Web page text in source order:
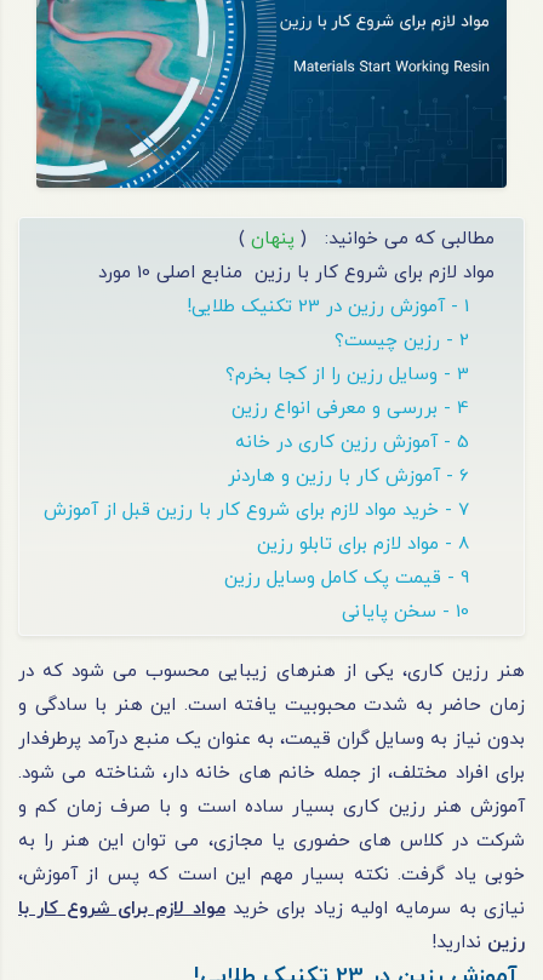
مطالبی که می خوانید: ( پنهان )
مواد لازم برای شروع کار با رزین منابع اصلی 10 مورد
هنر رزین کاری، یکی از هنرهای زیبایی محسوب می‌ شود که در
زمان حاضر به‌ شدت محبوبیت یافته است. این هنر با سادگی و
بدون نیاز به وسایل گران‌ قیمت، به‌ عنوان یک منبع درآمد پرطرفدار
برای افراد مختلف، از جمله خانم‌ های خانه‌ دار، شناخته می‌ شود.
آموزش هنر رزین کاری بسیار ساده است و با صرف زمان کم و
شرکت در کلاس‌ های حضوری یا مجازی، می‌ توان این هنر را به‌
خوبی یاد گرفت. نکته بسیار مهم این است که پس از آموزش،
نیازی به سرمایه اولیه زیاد برای خریدمواد لازم برای شروع کار با
رزین ندارید!